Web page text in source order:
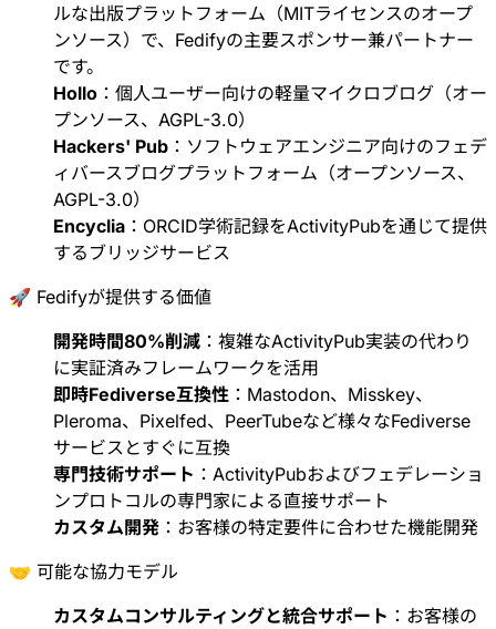
ルな出版プラットフォーム（MITライセンスのオープ
ンソース）で、Fedifyの主要スポンサー兼パートナー
です。
Hollo ：個人ユーザー向けの軽量マイクロブログ（オー
プンソース、AGPL-3.0）
Hackers' Pub ：ソフトウェアエンジニア向けのフェデ
ィバースブログプラットフォーム（オープンソース、
AGPL-3.0）
Encyclia ：ORCID学術記録をActivityPubを通じて提供
するブリッジサービス
🚀 Fedifyが提供する価値
開発時間80%削減 ：複雑なActivityPub実装の代わり
に実証済みフレームワークを活用
即時Fediverse互換性 ：Mastodon、Misskey、
Pleroma、Pixelfed、PeerTubeなど様々なFediverse
サービスとすぐに互換
専門技術サポート ：ActivityPubおよびフェデレーショ
ンプロトコルの専門家による直接サポート
カスタム開発 ：お客様の特定要件に合わせた機能開発
🤝 可能な協力モデル
カスタムコンサルティングと統合サポート ：お客様の